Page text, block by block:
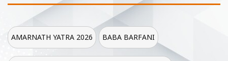
AMARNATH YATRA 2026 BABA BARFANI